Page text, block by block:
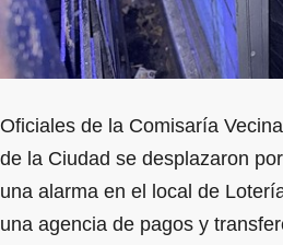
Oficiales de la Comisaría
de la Ciudad se desplazaron
una alarma en el local de
una agencia de pagos y